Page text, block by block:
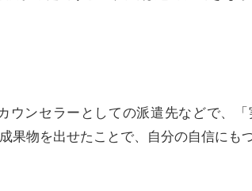
ウンセラーとしての派遣先などで、
物を出せたことで、自分の自信にも